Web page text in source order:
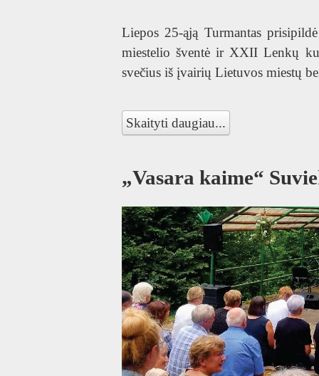
Liepos 25-ąją Turmantas
miestelio šventė ir XXII Lenkų
svečius iš įvairių Lietuvos miestų
Skaityti daugiau...
„Vasara kaime“